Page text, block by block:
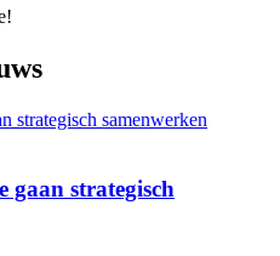
gaan strategisch